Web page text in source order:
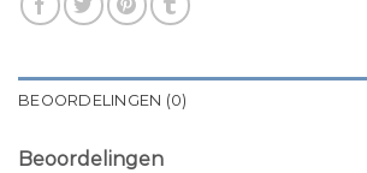
BEOORDELINGEN (0)
Beoordelingen